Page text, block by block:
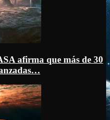
afirma que más de 30